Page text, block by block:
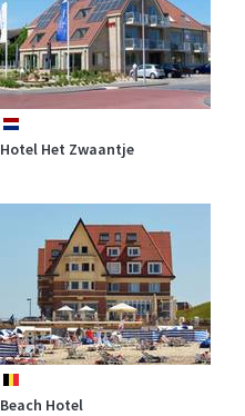
nl
Hotel Het Zwaantje
be
Beach Hotel